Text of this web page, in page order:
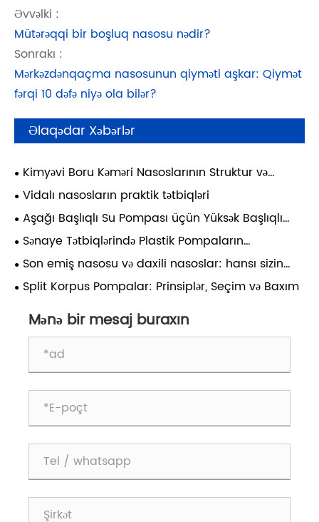
Əvvəlki :
Mütərəqqi bir boşluq nasosu nədir?
Sonrakı :
Mərkəzdənqaçma nasosunun qiyməti aşkar: Qiymət
fərqi 10 dəfə niyə ola bilər?
Əlaqədar Xəbərlər
Kimyəvi Boru Kəməri Nasoslarının Struktur və
Performans Təhlili
Vidalı nasosların praktik tətbiqləri
Aşağı Başlıqlı Su Pompası üçün Yüksək Başlıqlı
Mərkəzdənqaçma Nasosların İstifadəsi üzrə Qeydlər
Sənaye Tətbiqlərində Plastik Pompaların
Üstünlükləri, Məhdudiyyətləri və Tətbiq Ssenariləri
Son emiş nasosu və daxili nasoslar: hansı sizin
üçün uyğundur?
Split Korpus Pompalar: Prinsiplər, Seçim və Baxım
Mənə bir mesaj buraxın